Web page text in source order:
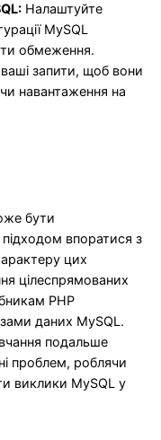
Налаштуйте
MySQL
обмеження.
запити, щоб вони
навантаження на
бути
впоратися з
цих
цілеспрямованих
PHP
даних MySQL.
подальше
проблем, роблячи
виклики MySQL у